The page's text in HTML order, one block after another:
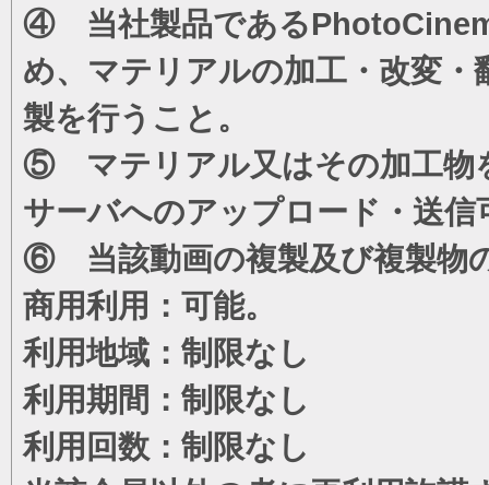
④ 当社製品である
め、マテリアルの加工・改変
製を行うこと。
⑤ マテリアル又はその加工物
サーバへのアップロード・送信
⑥ 当該動画の複製及び複製物
商用利用：可能。
利用地域：制限なし
利用期間：制限なし
利用回数：制限なし